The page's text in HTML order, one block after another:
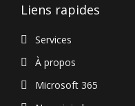
Liens rapides
Services
À propos
Microsoft 365